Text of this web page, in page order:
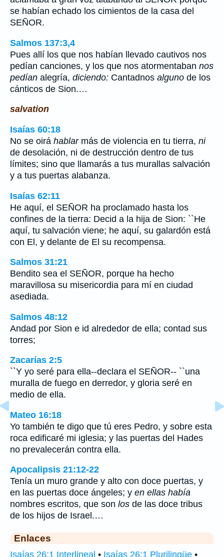
se habían echado los cimientos de la casa del
SEÑOR.
Salmos 137:3,4
Pues allí los que nos habían llevado cautivos nos
pedían canciones, y los que nos atormentaban nos
pedían alegría, diciendo: Cantadnos alguno de los
cánticos de Sion.…
salvation
Isaías 60:18
No se oirá hablarmás de violencia en tu tierra, ni
de desolación, ni de destrucción dentro de tus
límites; sino que llamarás a tus murallas salvación
y a tus puertas alabanza.
Isaías 62:11
He aquí, el SEÑOR ha proclamado hasta los
confines de la tierra: Decid a la hija de Sion: ``He
aquí, tu salvación viene; he aquí, su galardón está
con El, y delante de El su recompensa.
Salmos 31:21
Bendito sea el SEÑOR, porque ha hecho
maravillosa su misericordia para mí en ciudad
asediada.
Salmos 48:12
Andad por Sion e id alrededor de ella; contad sus
torres;
Zacarías 2:5
``Y yo seré para ella--declara el SEÑOR-- ``una
muralla de fuego en derredor, y gloria seré en
medio de ella.
Mateo 16:18
Yo también te digo que tú eres Pedro, y sobre esta
roca edificaré mi iglesia; y las puertas del Hades
no prevalecerán contra ella.
Apocalipsis 21:12-22
Tenía un muro grande y alto con doce puertas, y
en las puertas doce ángeles; y en ellas había
nombres escritos, que son los de las doce tribus
de los hijos de Israel.…
Enlaces
Isaías 26:1 Interlineal • Isaías 26:1 Plurilingüe •